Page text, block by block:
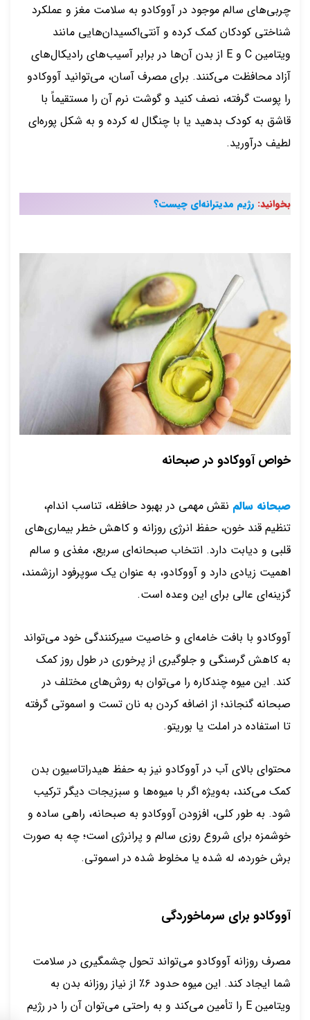
چربی‌های سالم موجود در آووکادو به سلامت مغز و عملکرد
شناختی کودکان کمک کرده و آنتی‌اکسیدان‌هایی مانند
ویتامین C و E از بدن آن‌ها در برابر آسیب‌های رادیکال‌های
آزاد محافظت می‌کنند. برای مصرف آسان، می‌توانید آووکادو
را پوست گرفته، نصف کنید و گوشت نرم آن را مستقیماً با
قاشق به کودک بدهید یا با چنگال له کرده و به شکل پوره‌ای
لطیف درآورید.
بخوانید: رژیم مدیترانه‌ای چیست؟
خواص آووکادو در صبحانه
صبحانه سالم نقش مهمی در بهبود حافظه، تناسب اندام،
تنظیم قند خون، حفظ انرژی روزانه و کاهش خطر بیماری‌های
قلبی و دیابت دارد. انتخاب صبحانه‌ای سریع، مغذی و سالم
اهمیت زیادی دارد و آووکادو، به عنوان یک سوپرفود ارزشمند،
گزینه‌ای عالی برای این وعده است.
آووکادو با بافت خامه‌ای و خاصیت سیرکنندگی خود می‌تواند
به کاهش گرسنگی و جلوگیری از پرخوری در طول روز کمک
کند. این میوه چندکاره را می‌توان به روش‌های مختلف در
صبحانه گنجاند؛ از اضافه کردن به نان تست و اسموتی گرفته
تا استفاده در املت یا بوریتو.
محتوای بالای آب در آووکادو نیز به حفظ هیدراتاسیون بدن
کمک می‌کند، به‌ویژه اگر با میوه‌ها و سبزیجات دیگر ترکیب
شود. به طور کلی، افزودن آووکادو به صبحانه، راهی ساده و
خوشمزه برای شروع روزی سالم و پرانرژی است؛ چه به صورت
برش خورده، له شده یا مخلوط شده در اسموتی.
آووکادو برای سرماخوردگی
مصرف روزانه آووکادو می‌تواند تحول چشمگیری در سلامت
شما ایجاد کند. این میوه حدود ۶٪ از نیاز روزانه بدن به
ویتامین E را تأمین می‌کند و به راحتی می‌توان آن را در رژیم